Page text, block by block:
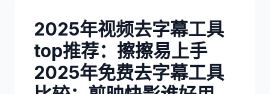
2025年视频去字幕工具
top推荐：擦擦易上手
2025年免费去字幕工具